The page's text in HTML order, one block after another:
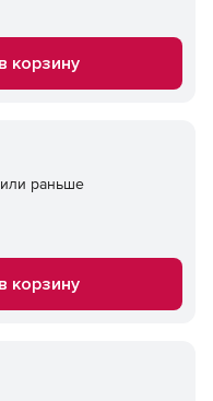
корзину
или раньше
корзину